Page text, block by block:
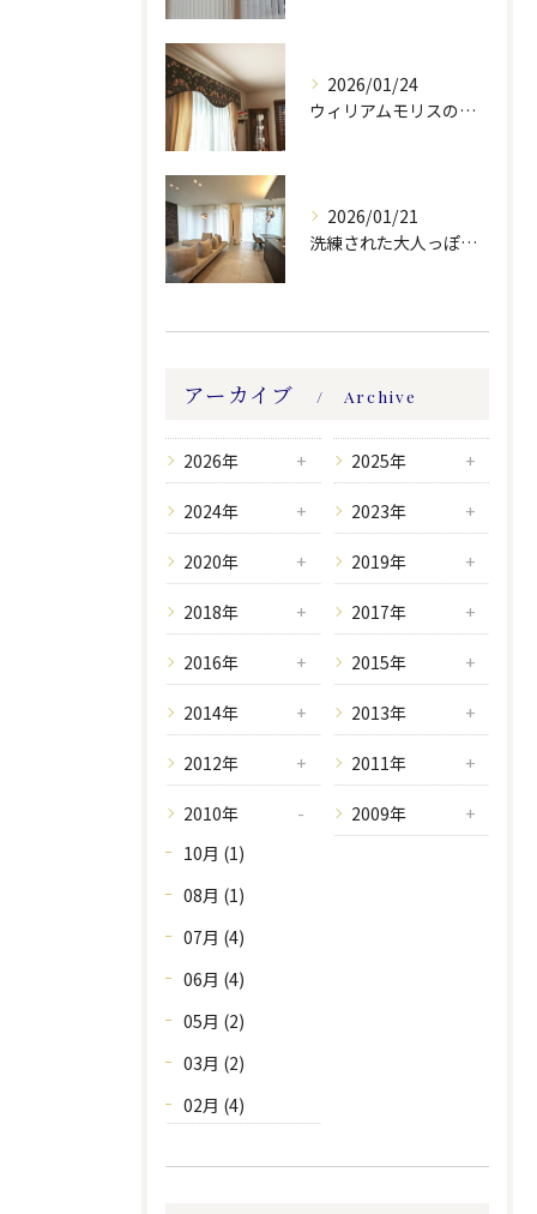
2026/01/24
ウィリアムモリスの生地ででバランスを製作しました。
2026/01/21
洗練された大人っぽい空間。
アーカイブ Archive
2026年 2025年
2024年 2023年
2020年 2019年
2018年 2017年
2016年 2015年
2014年 2013年
2012年 2011年
2010年
10月 (1)
08月 (1)
07月 (4)
06月 (4)
05月 (2)
03月 (2)
02月 (4)
2009年